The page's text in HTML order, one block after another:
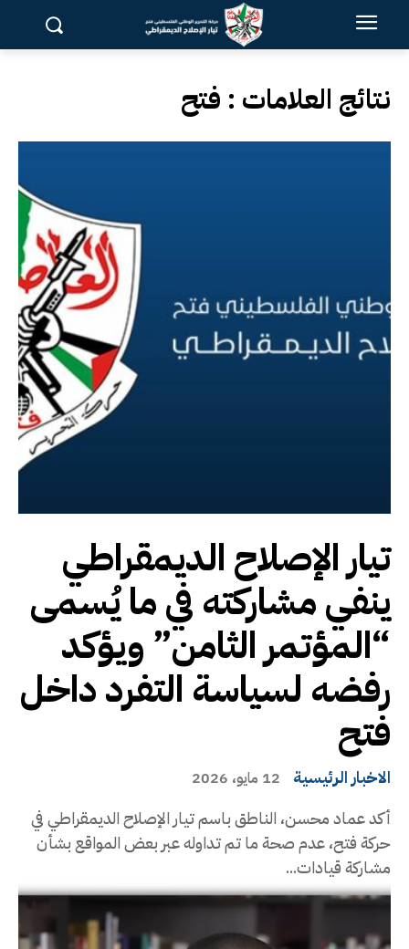
نتائج العلامات : فتح
تيار الإصلاح الديمقراطي
ينفي مشاركته في ما يُسمى
“المؤتمر الثامن” ويؤكد
رفضه لسياسة التفرد داخل
فتح
الاخبار الرئيسية 12 مايو، 2026
أكد عماد محسن، الناطق باسم تيار الإصلاح الديمقراطي في
حركة فتح، عدم صحة ما تم تداوله عبر بعض المواقع بشأن
مشاركة قيادات...